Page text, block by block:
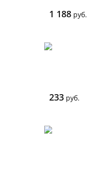
1 188 руб.
233 руб.